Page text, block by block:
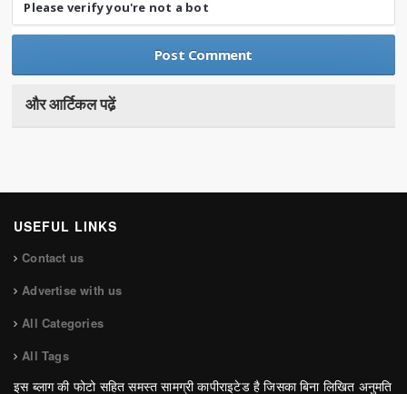
Please verify you're not a bot
और आर्टिकल पढे़ं
USEFUL LINKS
Contact us
Advertise with us
All Categories
All Tags
इस ब्लाग की फोटो सहित समस्त सामग्री कापीराइटेड है जिसका बिना लिखित अनुमति